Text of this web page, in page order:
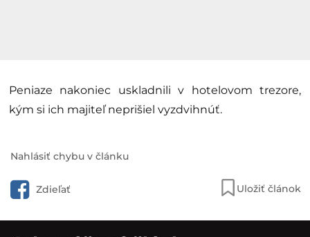
Peniaze nakoniec uskladnili v hotelovom trezore,
kým si ich majiteľ neprišiel vyzdvihnúť.
Nahlásiť chybu v článku
Zdieľať Uložiť článok